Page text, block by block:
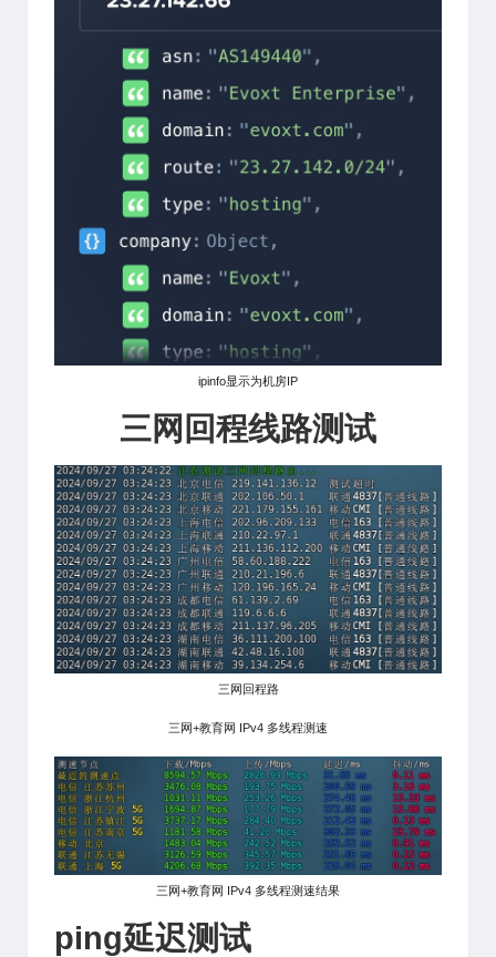
ipinfo显示为机房IP
三网回程线路测试
三网回程路
三网+教育网 IPv4 多线程测速
三网+教育网 IPv4 多线程测速结果
ping延迟测试